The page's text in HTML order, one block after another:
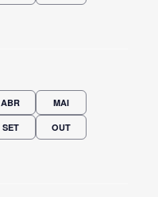
ABR MAI
SET OUT